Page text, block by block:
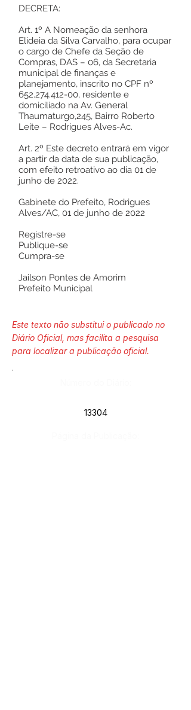
DECRETA:
Art. 1º A Nomeação da senhora
Elideia da Silva Carvalho, para ocupar
o cargo de Chefe da Seção de
Compras, DAS – 06, da Secretaria
municipal de finanças e
planejamento, inscrito no CPF nº
652.274.412-00, residente e
domiciliado na Av. General
Thaumaturgo,245, Bairro Roberto
Leite – Rodrigues Alves-Ac.
Art. 2º Este decreto entrará em vigor
a partir da data de sua publicação,
com efeito retroativo ao dia 01 de
junho de 2022.
Gabinete do Prefeito, Rodrigues
Alves/AC, 01 de junho de 2022
Registre-se
Publique-se
Cumpra-se
Jailson Pontes de Amorim
Prefeito Municipal
Este texto não substitui o publicado no
Diário Oficial, mas facilita a pesquisa
para localizar a publicação oficial.
13304